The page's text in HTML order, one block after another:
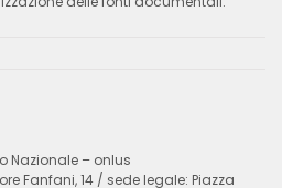
Nazionale – onlus
Fanfani, 14 / sede legale: Piazza